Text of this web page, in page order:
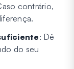
contrário,
: Dê
do seu